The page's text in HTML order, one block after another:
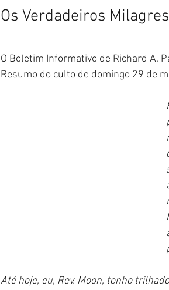
Os Verdadeiros Milagres
O Boletim Informativo de Richard A.
Resumo do culto de domingo 29 de
Até hoje, eu, Rev. Moon, tenho